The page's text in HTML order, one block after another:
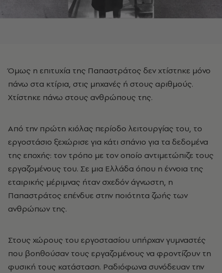
Όμως η επιτυχία της Παπαστράτος δεν χτίστηκε μόνο
πάνω στα κτίρια, στις μηχανές ή στους αριθμούς.
Χτίστηκε πάνω στους ανθρώπους της.
Από την πρώτη κιόλας περίοδο λειτουργίας του, το
εργοστάσιο ξεχώρισε για κάτι σπάνιο για τα δεδομένα
της εποχής: τον τρόπο με τον οποίο αντιμετώπιζε τους
εργαζομένους του. Σε μια Ελλάδα όπου η έννοια της
εταιρικής μέριμνας ήταν σχεδόν άγνωστη, η
Παπαστράτος επένδυε στην ποιότητα ζωής των
ανθρώπων της.
Στους χώρους του εργοστασίου υπήρχαν γυμναστές
που βοηθούσαν τους εργαζομένους να φροντίζουν τη
φυσική τους κατάσταση. Ραδιόφωνα συνόδευαν την